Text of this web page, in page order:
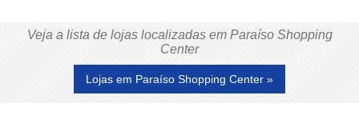
Veja a lista de lojas localizadas em Paraíso Shopping
Center
Lojas em Paraíso Shopping Center »